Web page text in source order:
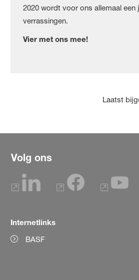
2020 wordt voor ons allemaal een
verrassingen.
Vier met ons mee!
Laatst
Volg ons
Internetlinks
BASF